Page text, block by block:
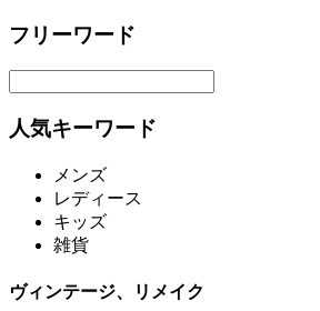
フリーワード
人気キーワード
メンズ
レディース
キッズ
雑貨
ヴィンテージ、リメイク